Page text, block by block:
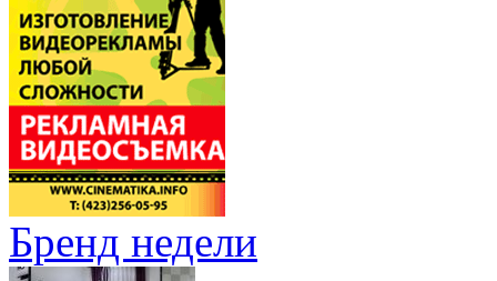
Бренд недели